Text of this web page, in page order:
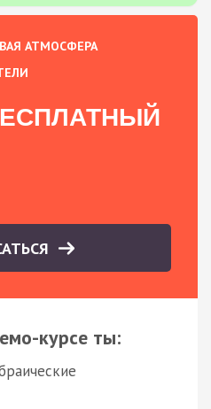
АТМОСФЕРА
курсе ты: